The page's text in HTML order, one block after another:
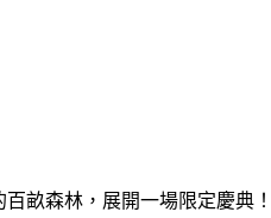
畝森林，展開一場限定慶典